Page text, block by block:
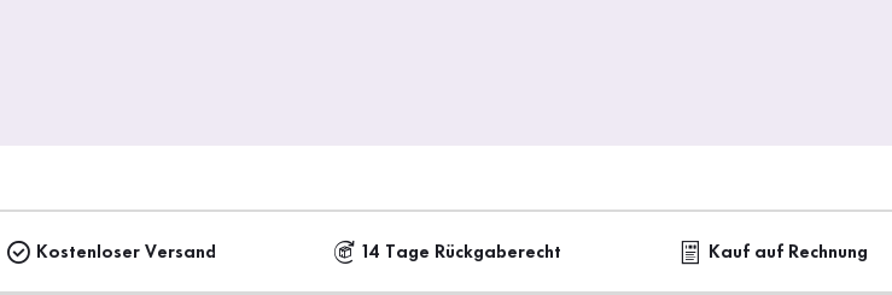
Kostenloser Versand 14 Tage Rückgaberecht Kauf auf Rechnung